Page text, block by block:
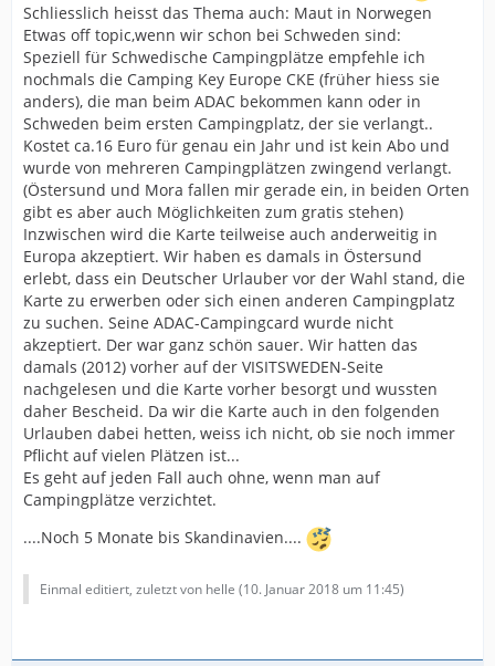
Schliesslich heisst das Thema auch: Maut in Norwegen
Etwas off topic,wenn wir schon bei Schweden sind:
Speziell für Schwedische Campingplätze empfehle ich
nochmals die Camping Key Europe CKE (früher hiess sie
anders), die man beim ADAC bekommen kann oder in
Schweden beim ersten Campingplatz, der sie verlangt..
Kostet ca.16 Euro für genau ein Jahr und ist kein Abo und
wurde von mehreren Campingplätzen zwingend verlangt.
(Östersund und Mora fallen mir gerade ein, in beiden Orten
gibt es aber auch Möglichkeiten zum gratis stehen)
Inzwischen wird die Karte teilweise auch anderweitig in
Europa akzeptiert. Wir haben es damals in Östersund
erlebt, dass ein Deutscher Urlauber vor der Wahl stand, die
Karte zu erwerben oder sich einen anderen Campingplatz
zu suchen. Seine ADAC-Campingcard wurde nicht
akzeptiert. Der war ganz schön sauer. Wir hatten das
damals (2012) vorher auf der VISITSWEDEN-Seite
nachgelesen und die Karte vorher besorgt und wussten
daher Bescheid. Da wir die Karte auch in den folgenden
Urlauben dabei hetten, weiss ich nicht, ob sie noch immer
Pflicht auf vielen Plätzen ist...
Es geht auf jeden Fall auch ohne, wenn man auf
Campingplätze verzichtet.
....Noch 5 Monate bis Skandinavien....
Einmal editiert, zuletzt von helle (10. Januar 2018 um 11:45)